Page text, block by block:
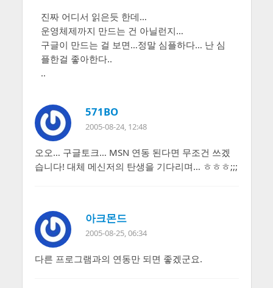
진짜 어디서 읽은듯 한데…
운영체제까지 만드는 건 아닐런지…
구글이 만드는 걸 보면…정말 심플하다… 난 심
플한걸 좋아한다..
..
571BO
2005-08-24, 12:48
오오… 구글토크… MSN 연동 된다면 무조건 쓰겠
습니다! 대체 메신저의 탄생을 기다리며… ㅎㅎㅎ;;;
아크몬드
2005-08-25, 06:34
다른 프로그램과의 연동만 되면 좋겠군요.